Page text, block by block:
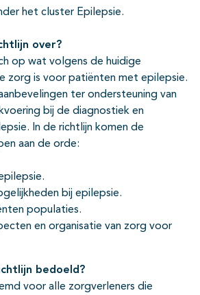
het cluster Epilepsie.
over?
op wat volgens de huidige
zorg is voor patiënten met epilepsie.
ter ondersteuning van
bij de diagnostiek en
In de richtlijn komen de
aan de orde:
bij epilepsie.
populaties.
en organisatie van zorg voor
bedoeld?
voor alle zorgverleners die